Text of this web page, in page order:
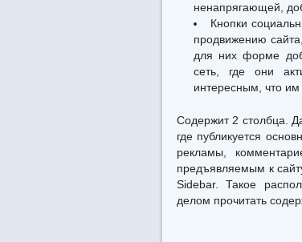
ненапрягающей,
Кнопки
продвижению
для них форме
сеть, где они
интересным, что им
Содержит 2 столбца.
где публикуется
рекламы,
предъявляемым к
Sidebar. Такое
делом прочитать